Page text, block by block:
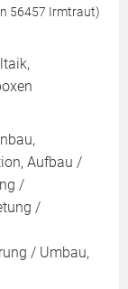
56457 Irmtraut)
Aufbau /
/
/
/ Umbau,